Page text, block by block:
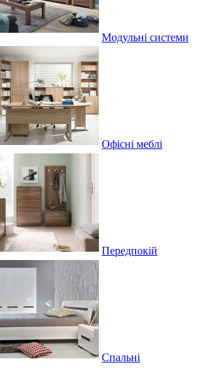
Модульні системи
Офісні меблі
Передпокій
Спальні